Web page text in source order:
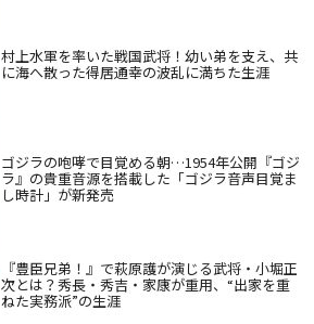
村上水軍を率いた戦国武将！幼い弟を支え、共
に海へ散った得居通幸の波乱に満ちた生涯
ゴジラの咆哮で目覚める朝…1954年公開『ゴジ
ラ』の貴重音源を搭載した「ゴジラ音声目覚ま
し時計」が新発売
『豊臣兄弟！』で萩原護が演じる武将・小堀正
次とは？秀長・秀吉・家康が重用、“出家を重
ねた実務派”の生涯